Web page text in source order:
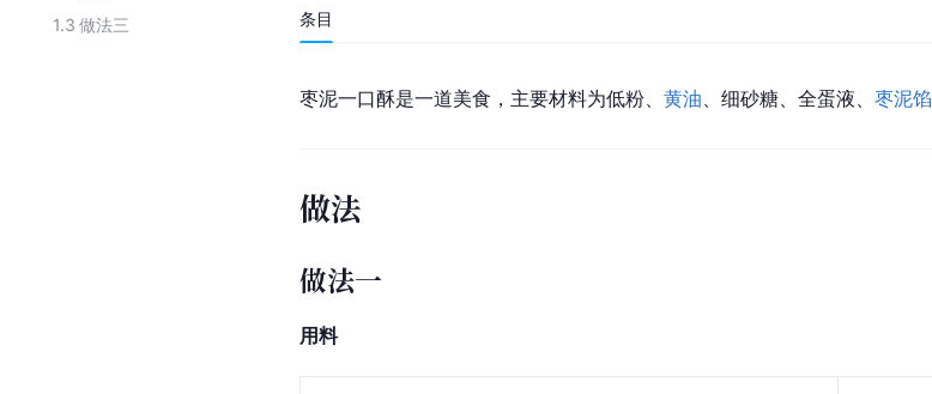
1.3 做法三 条目
枣泥一口酥是一道美食，主要材料为低粉、 黄油 、细砂糖、全蛋液、 枣泥馅
做法
做法一
用料